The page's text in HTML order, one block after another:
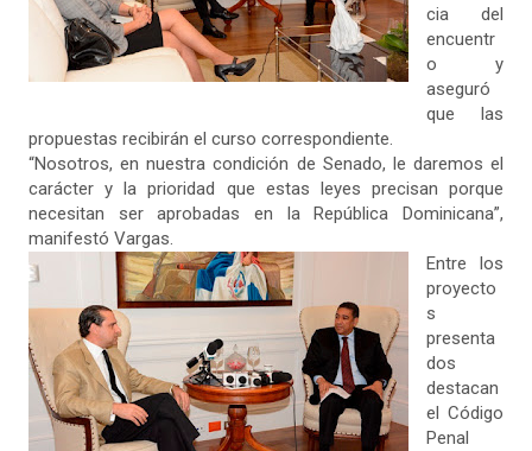
cia del
encuentr
o y
aseguró
que las
propuestas recibirán el curso correspondiente.
“Nosotros, en nuestra condición de Senado, le daremos el
carácter y la prioridad que estas leyes precisan porque
necesitan ser aprobadas en la República Dominicana”,
manifestó Vargas.
Entre los
proyecto
s
presenta
dos
destacan
el Código
Penal